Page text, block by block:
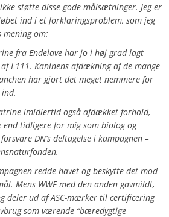
støtte disse gode målsætninger. Jeg er
ind i et forklaringsproblem, som jeg
mening om:
fra Endelave har jo i høj grad lagt
L111. Kaninens afdækning af de mange
har gjort det meget nemmere for
imidlertid også afdækket forhold,
tidligere for mig som biolog og
DN’s deltagelse i kampagnen –
redde havet og beskytte det mod
Mens WWF med den anden gavmildt,
deler ud af ASC-mærker til certificering
som værende “bæredygtige